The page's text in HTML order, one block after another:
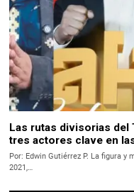
Las rutas divisorias del
tres actores clave en
Por: Edwin Gutiérrez P. La figura y
2021,…